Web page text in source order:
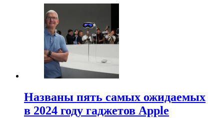
Названы пять самых ожидаемых
в 2024 году гаджетов Apple